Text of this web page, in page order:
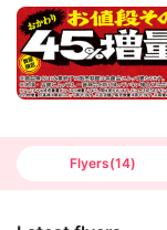
Flyers(14)